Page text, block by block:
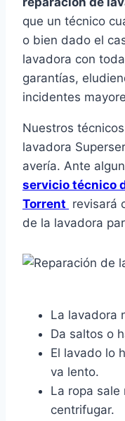
que un técnico
o bien dado el
lavadora con
garantías,
incidentes
Nuestros
lavadora
avería. Ante
servicio técnico
Torrent revisará
de la lavadora
La lavadora
Da saltos o
El lavado lo
va lento.
La ropa sale
centrifugar.